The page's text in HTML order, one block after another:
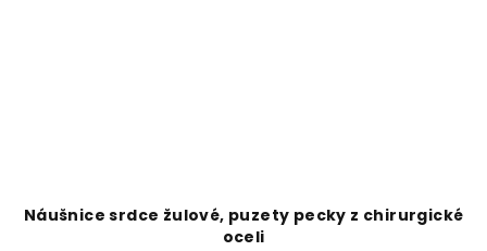
Náušnice srdce žulové, puzety pecky z chirurgické
oceli